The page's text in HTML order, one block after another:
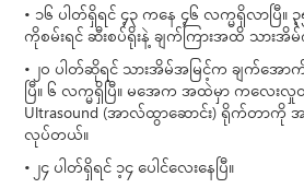
• ၁၆ ပါတ်ရှိရင် ၄့၃ ကနေ ၄့၆ လက္မရှိလာပြီ။
ကိုစမ်းရင် ဆီးစပ်ရိုးနဲ့ ချက်ကြားအထိ သားအိ
• ၂ဝ ပါတ်ဆိုရင် သားအိမ်အမြင့်က ချက်အ
ပြီ။ ၆ လက္မရှိပြီ။ မအေက အထဲမှာ ကလေးလှု
Ultrasound (အာလ်ထွာဆောင်း) ရိုက်တာကို အမ
လုပ်တယ်။
• ၂၄ ပါတ်ရှိရင် ၁့၄ ပေါင်လေးနေပြီ။